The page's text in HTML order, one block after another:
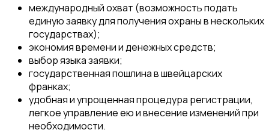
международный охват (возможность подать
единую заявку для получения охраны в нескольких
государствах);
экономия времени и денежных средств;
выбор языка заявки;
государственная пошлина в швейцарских
франках;
удобная и упрощенная процедура регистрации,
легкое управление ею и внесение изменений при
необходимости.